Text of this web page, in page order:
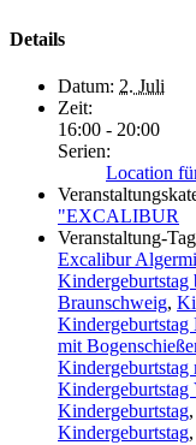
Details
Datum: 2. Juli
Zeit:
16:00 - 20:00
Serien:
Location
"EXCALIBUR
Veranstaltung-
Excalibur
Kindergeburtstag
Braunschweig,
Kindergeburtstag
mit
Kindergeburtstag
Kindergeburtstag
Kindergeburtstag,
Kindergeburtstag,